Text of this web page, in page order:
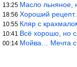
13:25 Масло льняное, не
18:56 Хороший рецепт. Но
10:55 Кляр с крахмалом
10:41 Всё хорошо, но
00:14 Мойва… Мечта с